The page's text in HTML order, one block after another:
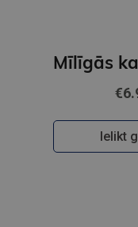
Ielikt